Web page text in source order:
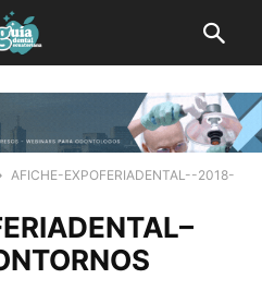
AFICHE-EXPOFERIADENTAL--2018-